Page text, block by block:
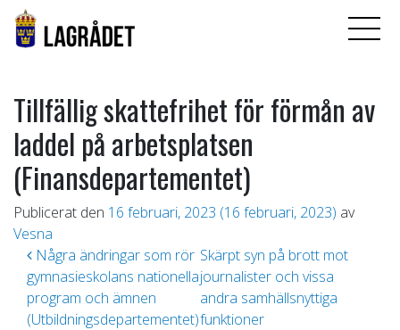
Tillfällig skattefrihet för förmån av
laddel på arbetsplatsen
(Finansdepartementet)
Publicerat den 16 februari, 2023 (16 februari, 2023) av
Vesna
Inläggsnavigering
Några ändringar som rör
gymnasieskolans nationella
program och ämnen
(Utbildningsdepartementet)
Skärpt syn på brott mot
journalister och vissa
andra samhällsnyttiga
funktioner